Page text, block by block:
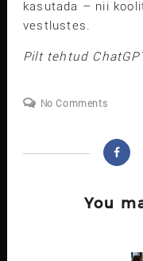
kasutada – nii
vestlustes.
Pilt tehtud
No Comments
You